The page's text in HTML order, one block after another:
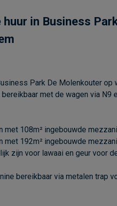
in Business
Park De Molenkouter op
met de wagen via N9
met 108m² ingebouwde
met 192m² ingebouwde
zijn voor lawaai en geur voor
bereikbaar via metalen trap